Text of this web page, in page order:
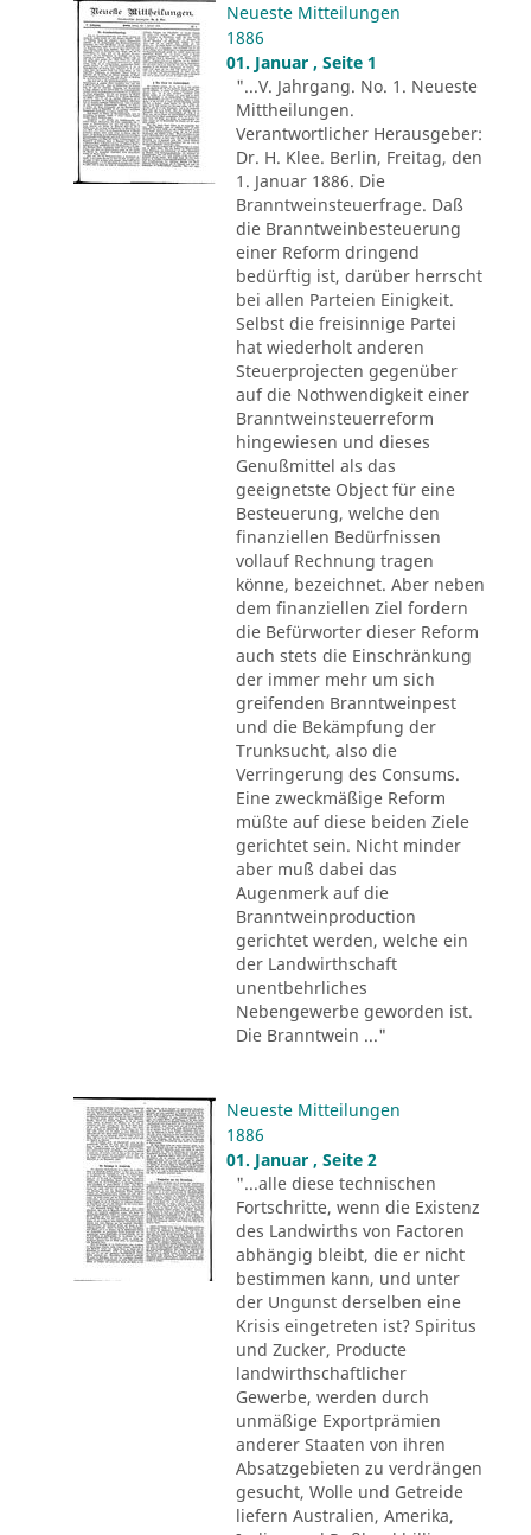
Neueste Mitteilungen
1886
01. Januar , Seite 1
"...V. Jahrgang. No. 1. Neueste
Mittheilungen.
Verantwortlicher Herausgeber:
Dr. H. Klee. Berlin, Freitag, den
1. Januar 1886. Die
Branntweinsteuerfrage. Daß
die Branntweinbesteuerung
einer Reform dringend
bedürftig ist, darüber herrscht
bei allen Parteien Einigkeit.
Selbst die freisinnige Partei
hat wiederholt anderen
Steuerprojecten gegenüber
auf die Nothwendigkeit einer
Branntweinsteuerreform
hingewiesen und dieses
Genußmittel als das
geeignetste Object für eine
Besteuerung, welche den
finanziellen Bedürfnissen
vollauf Rechnung tragen
könne, bezeichnet. Aber neben
dem finanziellen Ziel fordern
die Befürworter dieser Reform
auch stets die Einschränkung
der immer mehr um sich
greifenden Branntweinpest
und die Bekämpfung der
Trunksucht, also die
Verringerung des Consums.
Eine zweckmäßige Reform
müßte auf diese beiden Ziele
gerichtet sein. Nicht minder
aber muß dabei das
Augenmerk auf die
Branntweinproduction
gerichtet werden, welche ein
der Landwirthschaft
unentbehrliches
Nebengewerbe geworden ist.
Die Branntwein ..."
Neueste Mitteilungen
1886
01. Januar , Seite 2
"...alle diese technischen
Fortschritte, wenn die Existenz
des Landwirths von Factoren
abhängig bleibt, die er nicht
bestimmen kann, und unter
der Ungunst derselben eine
Krisis eingetreten ist? Spiritus
und Zucker, Producte
landwirthschaftlicher
Gewerbe, werden durch
unmäßige Exportprämien
anderer Staaten von ihren
Absatzgebieten zu verdrängen
gesucht, Wolle und Getreide
liefern Australien, Amerika,